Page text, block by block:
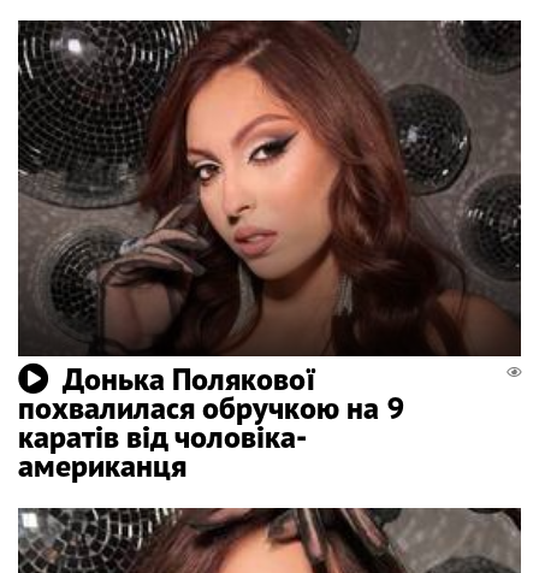
Донька Полякової
похвалилася обручкою на 9
каратів від чоловіка-
американця